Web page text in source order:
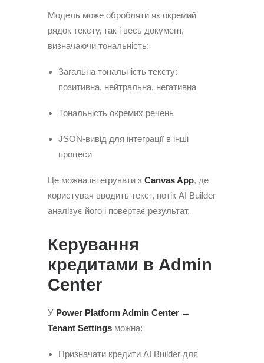
Модель може обробляти як окремий
рядок тексту, так і весь документ,
визначаючи тональність:
Загальна тональність тексту:
позитивна, нейтральна, негативна
Тональність окремих речень
JSON-вивід для інтеграції в інші
процеси
Це можна інтегрувати з Canvas App, де
користувач вводить текст, потік AI Builder
аналізує його і повертає результат.
Керування
кредитами в Admin
Center
У Power Platform Admin Center →
Tenant Settings можна:
Призначати кредити AI Builder для